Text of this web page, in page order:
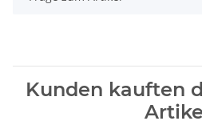
Kunden kauften